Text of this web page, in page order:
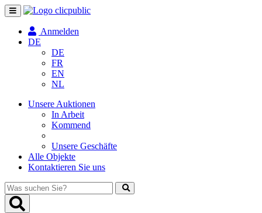
Navigation
umschalten
Anmelden
DE
DE
FR
EN
NL
Unsere Auktionen
In Arbeit
Kommend
Unsere Geschäfte
Alle Objekte
Kontaktieren Sie uns
Was
suchen
Sie?